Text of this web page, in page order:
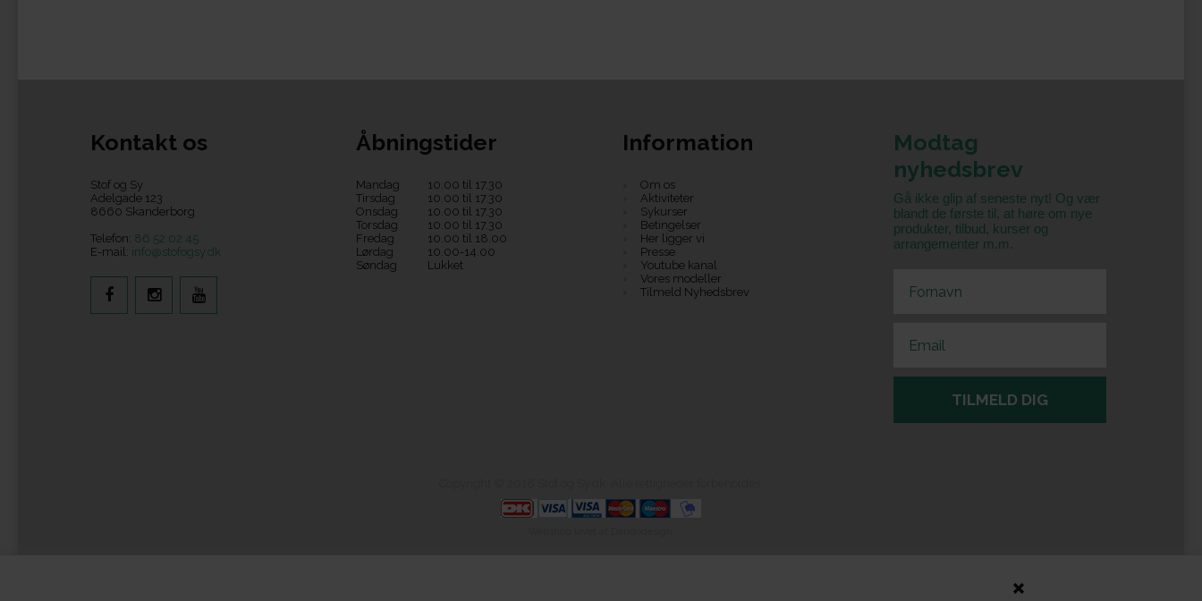
Kontakt os
Stof og Sy
Adelgade 123
8660 Skanderborg
Telefon: 86 52 02 45
E-mail: info@stofogsy.dk
Åbningstider
Mandag
10.00 til 17.30
Tirsdag
10.00 til 17.30
Onsdag
10.00 til 17.30
Torsdag
10.00 til 17.30
Fredag
10.00 til 18.00
Lørdag
10.00-14.00
Søndag
Lukket
Information
Om os
Aktiviteter
Sykurser
Betingelser
Her ligger vi
Presse
Youtube kanal
Vores modeller
Tilmeld Nyhedsbrev
Modtag
nyhedsbrev
Gå ikke glip af seneste nyt! Og vær
blandt de første til, at høre om nye
produkter, tilbud, kurser og
arrangementer m.m.
TILMELD DIG